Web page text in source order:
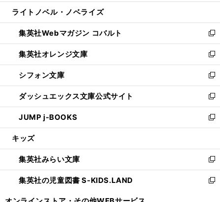
ウ
開
く
ン
ウ
で
開
く
ウ
ン
ド
ウ
で
開
く
し
ウ
ィ
ン
ド
ウ
で
開
く
ライトノベル・ノベライズ
集英社Webマガジン コバルト
新
し
い
ウ
ィ
ン
ド
ウ
で
開
集英社オレンジ文庫
新
し
い
ウ
ィ
ン
ド
ウ
開
く
シフォン文庫
新
し
い
ウ
ィ
ン
ウ
で
開
く
ダッシュエックス文庫公式サイト
新
し
い
ウ
ン
ド
ウ
で
JUMP j-BOOKS
新
し
ウ
ィ
ン
ド
キッズ
集英社みらい文庫
新
し
い
集英社の児童図書 S-KIDS.LAND
新